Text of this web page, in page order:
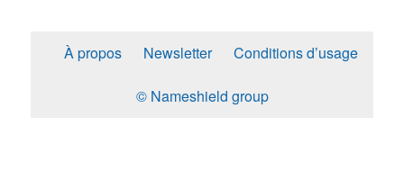
À propos Newsletter Conditions d’usage
© Nameshield group